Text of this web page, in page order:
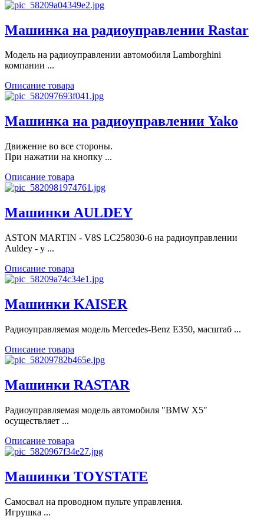
Машинка на радиоуправлении Rastar
Модель на радиоуправлении автомобиля Lamborghini
компании ...
Описание товара
Машинка на радиоуправлении Yako
Движение во все стороны.
При нажатии на кнопку ...
Описание товара
Машинки AULDEY
ASTON MARTIN - V8S LC258030-6 на радиоуправлении
Auldey - у ...
Описание товара
Машинки KAISER
Радиоуправляемая модель Mercedes-Benz E350, масштаб ...
Описание товара
Машинки RASTAR
Радиоуправляемая модель автомобиля "BMW X5"
осуществляет ...
Описание товара
Машинки TOYSTATE
Самосвал на проводном пульте управления.
Игрушка ...